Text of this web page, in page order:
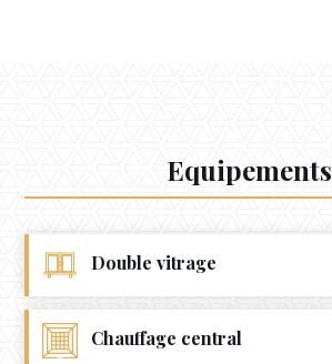
Equipements
Double vitrage
Chauffage central